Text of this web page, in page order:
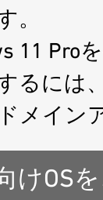
。
11 Pro
るには
メイン
けOS